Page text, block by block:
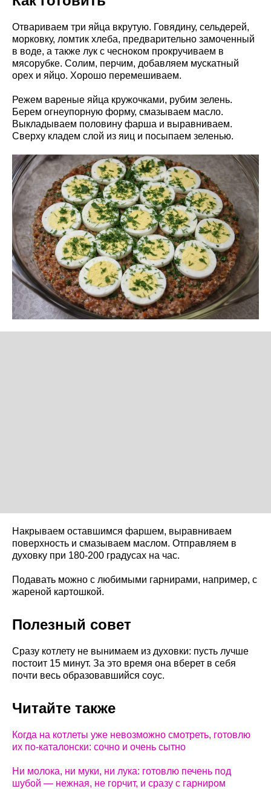
Отвариваем три яйца вкрутую. Говядину, сельдерей,
морковку, ломтик хлеба, предварительно замоченный
в воде, а также лук с чесноком прокручиваем в
мясорубке. Солим, перчим, добавляем мускатный
орех и яйцо. Хорошо перемешиваем.
Режем вареные яйца кружочками, рубим зелень.
Берем огнеупорную форму, смазываем масло.
Выкладываем половину фарша и выравниваем.
Сверху кладем слой из яиц и посыпаем зеленью.
Накрываем оставшимся фаршем, выравниваем
поверхность и смазываем маслом. Отправляем в
духовку при 180-200 градусах на час.
Подавать можно с любимыми гарнирами, например, с
жареной картошкой.
Полезный совет
Сразу котлету не вынимаем из духовки: пусть лучше
постоит 15 минут. За это время она вберет в себя
почти весь образовавшийся соус.
Читайте также
Когда на котлеты уже невозможно смотреть, готовлю
их по-каталонски: сочно и очень сытно
Ни молока, ни муки, ни лука: готовлю печень под
шубой — нежная, не горчит, и сразу с гарниром